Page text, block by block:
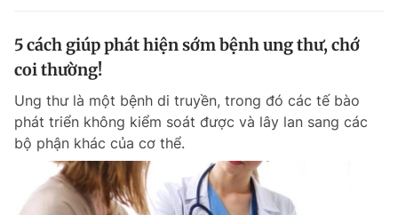
5 cách giúp phát hiện sớm bệnh ung thư, chớ
coi thường!
Ung thư là một bệnh di truyền, trong đó các tế bào
phát triển không kiểm soát được và lây lan sang các
bộ phận khác của cơ thể.